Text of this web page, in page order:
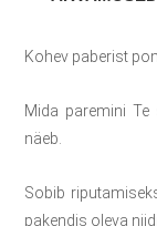
Kohev paberist
Mida paremini
näeb.
Sobib
pakendis oleva